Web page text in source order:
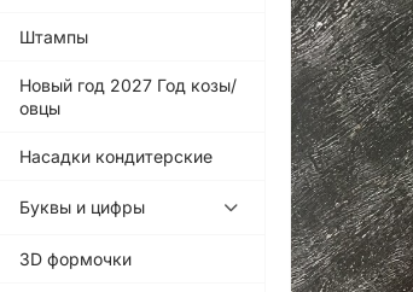
Штампы
Новый год 2027 Год козы/
овцы
Насадки кондитерские
Буквы и цифры
3D формочки